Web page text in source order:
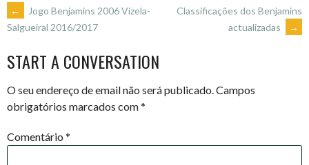
POST
NAVIGATION
←
Jogo Benjamins 2006 Vizela-
Salgueiral 2016/2017
Classificações dos Benjamins
actualizadas
→
START A CONVERSATION
O seu endereço de email não será publicado.Campos
obrigatórios marcados com*
Comentário *